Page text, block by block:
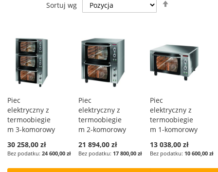
Sortuj wg
Piec
elektryczny z
termoobiegie
m 3-komorowy
30 258,00 zł
24 600,00 zł
Piec
elektryczny z
termoobiegie
m 2-komorowy
21 894,00 zł
17 800,00 zł
Piec
elektryczny z
termoobiegie
m 1-komorowy
13 038,00 zł
10 600,00 zł